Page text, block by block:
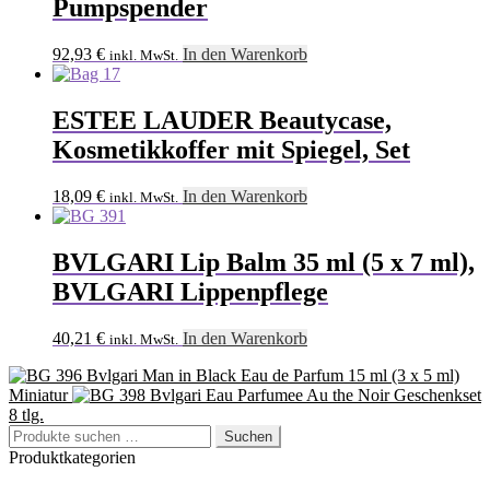
Pumpspender
92,93 € inkl. MwSt. In den Warenkorb
ESTEE LAUDER Beautycase,
Kosmetikkoffer mit Spiegel, Set
18,09 € inkl. MwSt. In den Warenkorb
BVLGARI Lip Balm 35 ml (5 x 7 ml),
BVLGARI Lippenpflege
40,21 € inkl. MwSt. In den Warenkorb
Bvlgari Man in Black Eau de Parfum 15 ml (3 x 5 ml)
Miniatur
Bvlgari Eau Parfumee Au the Noir Geschenkset
8 tlg.
Suchen
nach:
Suchen
Produktkategorien